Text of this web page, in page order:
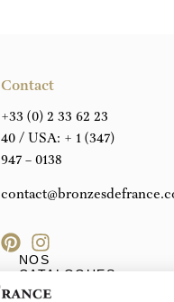
Contact
+33 (0) 2 33 62 23
40 / USA: + 1 (347)
947 – 0138
NOS
CATALOGUES
PDF